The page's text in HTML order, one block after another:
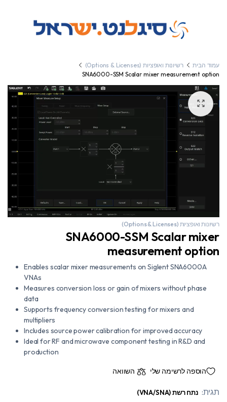
עמוד הבית
רשיונות ואופציות (Options & Licenses)
SNA6000-SSM Scalar mixer measurement option
רשיונות ואופציות (Options & Licenses)
SNA6000-SSM Scalar mixer
measurement option
Enables scalar mixer measurements on Siglent SNA6000A
VNAs
Measures conversion loss or gain of mixers without phase
data
Supports frequency conversion testing for mixers and
multipliers
Includes source power calibration for improved accuracy
Ideal for RF and microwave component testing in R&D and
production
הוספה לרשימה שלי השוואה
תגית: נתח רשת (VNA/SNA)